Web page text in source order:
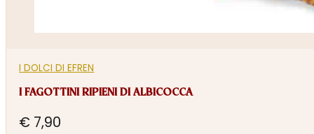
I DOLCI DI EFREN
I FAGOTTINI RIPIENI DI ALBICOCCA
€ 7,90